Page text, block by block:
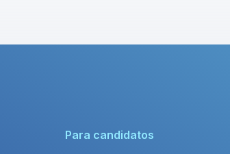
Para candidatos